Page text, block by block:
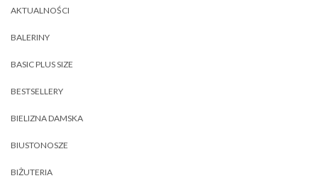
AKTUALNOŚCI
BALERINY
BASIC PLUS SIZE
BESTSELLERY
BIELIZNA DAMSKA
BIUSTONOSZE
BIŻUTERIA